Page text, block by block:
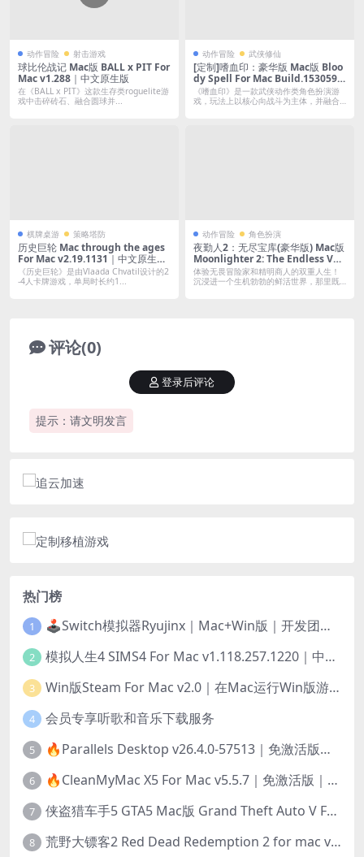
动作冒险 射击游戏
球比伦战记 Mac版 BALL x PIT For
Mac v1.288｜中文原生版
在《BALL x PIT》这款生存类roguelite游
戏中击碎砖石、融合圆球并...
动作冒险 武侠修仙
[定制]嗜血印：豪华版 Mac版 Bloo
dy Spell For Mac Build.1530595
5｜中文移植版｜国产大尺度卖肉3
D动作武侠游戏
《嗜血印》是一款武侠动作类角色扮演游
戏，玩法上以核心向战斗为主体，并融合
棋牌桌游 策略塔防
历史巨轮 Mac through the ages
For Mac v2.19.1131｜中文原生版
｜全DLC
《历史巨轮》是由Vlaada Chvatil设计的2
-4人卡牌游戏，单局时长约1...
动作冒险 角色扮演
夜勤人2：无尽宝库(豪华版) Mac版
Moonlighter 2: The Endless Vau
lt For Mac Build.20983817｜中文
移植版｜全DLC
体验无畏冒险家和精明商人的双重人生！
沉浸进一个生机勃勃的鲜活世界，那里既
评论(0)
提示：请文明发言
登录后评论
热门榜
1 🕹️Switch模拟器Ryujinx｜Mac+Win版｜开发团队已解散此乃最后的绝唱版本
2 模拟人生4 SIMS4 For Mac v1.118.257.1220｜中文原生版｜无限金币｜全100DLC
3 Win版Steam For Mac v2.0｜在Mac运行Win版游戏！｜升级GPTK4.0支持！
4 会员专享听歌和音乐下载服务
5 🔥Parallels Desktop v26.4.0-57513｜免激活版｜在Mac上安装Windows/Linux等系统[赠Windows激活]
6 🔥CleanMyMac X5 For Mac v5.5.7｜免激活版｜macOS系统优化/清理神器
7 侠盗猎车手5 GTA5 Mac版 Grand Theft Auto V For Mac｜中文破解版
8 荒野大镖客2 Red Dead Redemption 2 for mac v1436.28｜中文移植版｜最好玩的开放世界游戏